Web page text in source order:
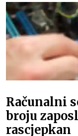
Računalni
broju
rascjepkan